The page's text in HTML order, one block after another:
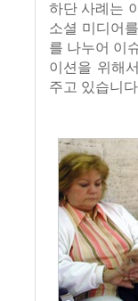
하단 사례는
소셜 미디어
를 나누어 이
이션을 위해
주고 있습니